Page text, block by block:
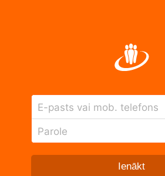
E-pasts vai mob. telefons
Parole
Ienākt